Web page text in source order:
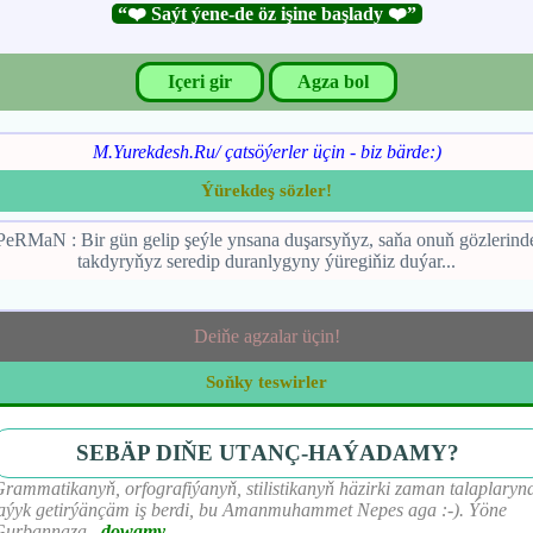
“❤️ Saýt ýene-de öz işine başlady ❤️”
Içeri gir Agza bol
M.Yurekdesh.Ru/ çatsöýerler üçin - biz bärde:)
Ýürekdeş sözler!
: Bir gün gelip şeýle ynsana duşarsyňyz, saňa onuň
takdyryňyz seredip duranlygyny ýüregiňiz duýar...
Deiňe agzalar üçin!
Soňky teswirler
SEBÄP DIŇE UTАNÇ-HАÝADАMY?
orfografiýanyň, stilistikanyň häzirki zaman
getirýänçäm iş berdi, bu Amanmuhammet Nepes aga :-). Ýöne